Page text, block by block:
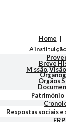
Home
A instituição
Breve
Missão,
Orgãos
Património
Respostas sociais e
ERPI